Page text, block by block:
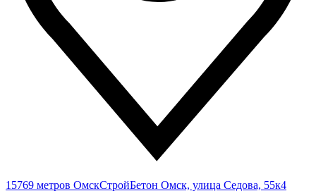
15769 метров ОмскСтройБетон Омск, улица Седова, 55к4